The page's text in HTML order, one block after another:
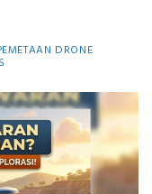
DRONE